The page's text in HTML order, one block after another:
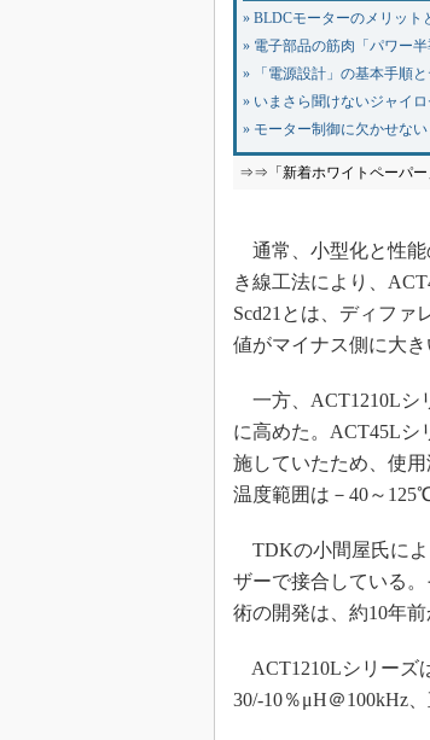
» BLDCモーターのメリット
» 電子部品の筋肉「パワー
» 「電源設計」の基本手順
» いまさら聞けないジャイ
» モーター制御に欠かせな
⇒⇒「新着ホワイトペーパー
通常、小型化と性能
き線工法により、
Scd21とは、ディフ
値がマイナス側に大
一方、ACT1210Lシ
に高めた。ACT45Lシ
施していたため、使
温度範囲は－40～
TDKの小間屋氏によ
ザーで接合している
術の開発は、約10年
ACT1210Lシリーズ
30/-10％μH＠100kHz